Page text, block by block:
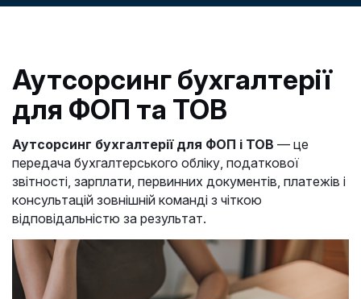
Аутсорсинг бухгалтерії
для ФОП та ТОВ
Аутсорсинг бухгалтерії для ФОП і ТОВ — це
передача бухгалтерського обліку, податкової
звітності, зарплати, первинних документів, платежів і
консультацій зовнішній команді з чіткою
відповідальністю за результат.